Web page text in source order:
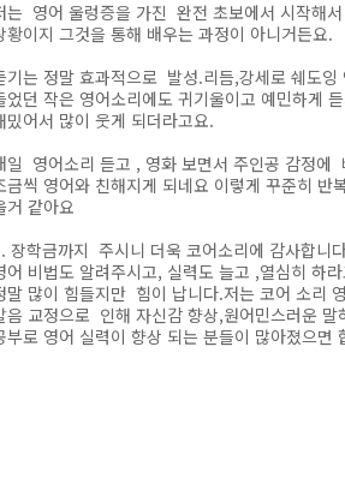
는 영어 울렁증을 가진 완전 초보에서 시작해
황이지 그것을 통해 배우는 과정이 아니거든요.
기는 정말 효과적으로 발성.리듬,강세로 쉐도
었던 작은 영어소리에도 귀기울이고 예민하게
밌어서 많이 웃게 되더라고요.
일 영어소리 듣고 , 영화 보면서 주인공 감정에
금씩 영어와 친해지게 되네요 이렇게 꾸준히
거 같아요
장학금까지 주시니 더욱 코어소리에 감사합니
어 비법도 알려주시고, 실력도 늘고 ,열심히 하
말 많이 힘들지만 힘이 납니다.저는 코어 소리
음 교정으로 인해 자신감 향상,원어민스러운
부로 영어 실력이 향상 되는 분들이 많아졌으면